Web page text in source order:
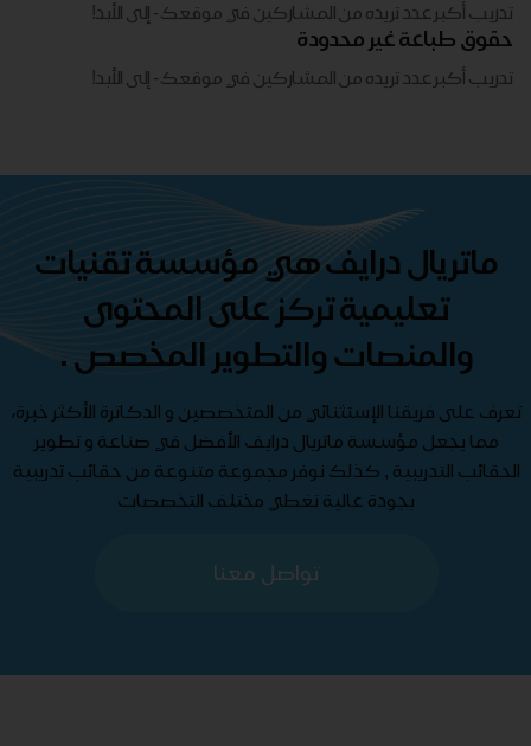
تدريب أكبر عدد تريده من المشاركين في موقعك - ​​إلى الأبد!
حقوق طباعة غير محدودة
تدريب أكبر عدد تريده من المشاركين في موقعك - ​​إلى الأبد!
ماتريال درايف هي مؤسسة تقنيات
تعليمية تركز على المحتوى
والمنصات والتطوير المخصص .
تعرف على فريقنا الإستثنائي من المتخصصين و الدكاترة الأكثر خبرة،
مما يجعل مؤسسة ماتريال درايف الأفضل في صناعة و تطوير
الحقائب التدريبية , كذلك نوفر مجموعة متنوعة من حقائب تدريبية
بجودة عالية تغطي مختلف التخصصات
تواصل معنا